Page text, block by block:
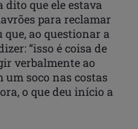
dito que ele estava
para reclamar
ao questionar a
“isso é coisa de
verbalmente ao
soco nas costas
o que deu início a